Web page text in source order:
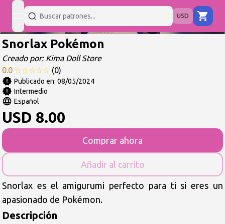
open navigation menu
USD
Snorlax Pokémon
Creado por: Kima Doll Store
0.0 ☆☆☆☆☆ (0)
Publicado en: 08/05/2024
Intermedio
Español
USD 8.00
Comprar ahora
Añadir al carrito
Snorlax es el amigurumi perfecto para ti si eres un
apasionado de Pokémon.
Descripción